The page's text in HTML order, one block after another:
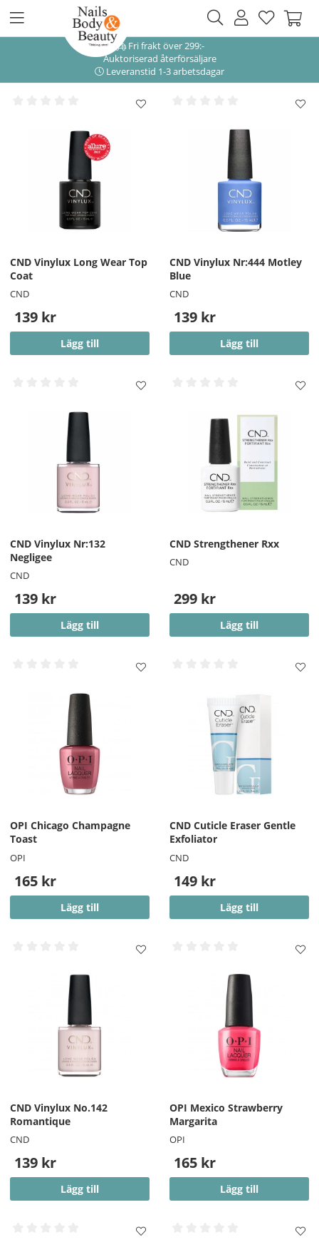
Fri frakt över 299:-
Auktoriserad återförsäljare
Leveranstid 1-3 arbetsdagar
CND Vinylux Long Wear Top
Coat
CND
139 kr
Lägg till
CND Vinylux Nr:444 Motley
Blue
CND
139 kr
Lägg till
CND Vinylux Nr:132
Negligee
CND
139 kr
Lägg till
CND Strengthener Rxx
CND
299 kr
Lägg till
OPI Chicago Champagne
Toast
OPI
165 kr
Lägg till
CND Cuticle Eraser Gentle
Exfoliator
CND
149 kr
Lägg till
CND Vinylux No.142
Romantique
CND
139 kr
Lägg till
OPI Mexico Strawberry
Margarita
OPI
165 kr
Lägg till